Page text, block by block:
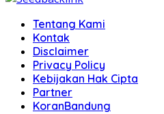
Tentang Kami
Kontak
Disclaimer
Privacy Policy
Kebijakan Hak Cipta
Partner
KoranBandung